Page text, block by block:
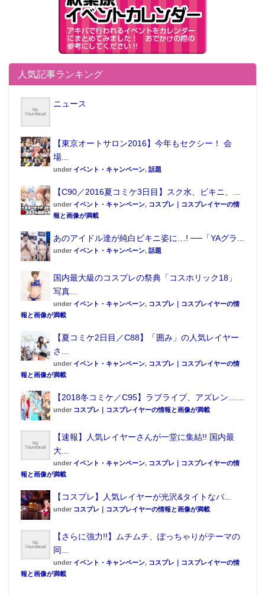
この記事が気に入ったらフォローしよう
人気記事ランキング
ニュース
【東京オートサロン2016】今年もセクシー！ 会
場...
under イベント・キャンペーン, 話題
【C90／2016夏コミケ3日目】スク水、ビキニ、...
under イベント・キャンペーン, コスプレ｜コスプレイヤーの情
報と画像が満載
あのアイドル達が純白ビキニ姿に…! ──「YAグラ...
under イベント・キャンペーン, 話題
国内最大級のコスプレの祭典「コスホリック18」
写真...
under イベント・キャンペーン, コスプレ｜コスプレイヤーの情
報と画像が満載
【夏コミケ2日目／C88】「囲み」の人気レイヤー
さ...
under イベント・キャンペーン, コスプレ｜コスプレイヤーの情
報と画像が満載
【2018冬コミケ／C95】ラブライブ、アズレン…...
under コスプレ｜コスプレイヤーの情報と画像が満載
【速報】人気レイヤーさんが一堂に集結!! 国内最
大...
under イベント・キャンペーン, コスプレ｜コスプレイヤーの情
報と画像が満載
【コスプレ】人気レイヤーが光沢&タイトなバ...
under コスプレ｜コスプレイヤーの情報と画像が満載
【さらに強力!!】ムチムチ、ぽっちゃりがテーマの
同...
under イベント・キャンペーン, コスプレ｜コスプレイヤーの情
報と画像が満載